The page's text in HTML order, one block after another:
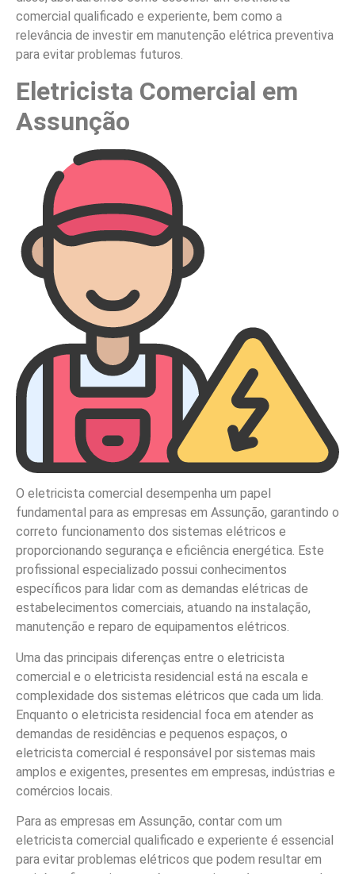
comercial qualificado e experiente, bem como a
relevância de investir em manutenção elétrica preventiva
para evitar problemas futuros.
Eletricista Comercial em
Assunção
O eletricista comercial desempenha um papel
fundamental para as empresas em Assunção, garantindo o
correto funcionamento dos sistemas elétricos e
proporcionando segurança e eficiência energética. Este
profissional especializado possui conhecimentos
específicos para lidar com as demandas elétricas de
estabelecimentos comerciais, atuando na instalação,
manutenção e reparo de equipamentos elétricos.
Uma das principais diferenças entre o eletricista
comercial e o eletricista residencial está na escala e
complexidade dos sistemas elétricos que cada um lida.
Enquanto o eletricista residencial foca em atender as
demandas de residências e pequenos espaços, o
eletricista comercial é responsável por sistemas mais
amplos e exigentes, presentes em empresas, indústrias e
comércios locais.
Para as empresas em Assunção, contar com um
eletricista comercial qualificado e experiente é essencial
para evitar problemas elétricos que podem resultar em